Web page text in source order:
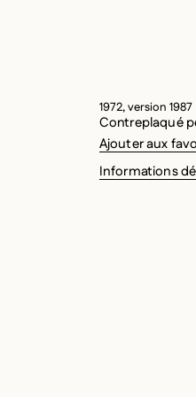
1972, version 1987
Contreplaqué
Ajouter aux
Informations